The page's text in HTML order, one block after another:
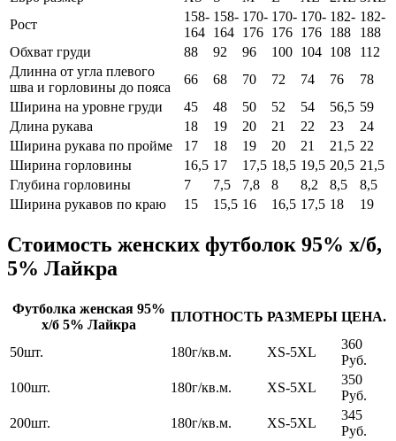
Рост
158-
164
158-
164
170-
176
170-
176
170-
176
182-
188
182-
188
Обхват груди
88 92 96 100 104 108
112
Длинна от угла плевого
шва и горловины до пояса
66 68 70 72 74 76
78
Ширина на уровне груди
45 48 50 52 54 56,5 59
Длина рукава
18 19 20 21 22 23
24
Ширина рукава по пройме
17 18 19 20 21 21,5 22
Ширина горловины
16,5 17 17,5 18,5 19,5 20,5 21,5
Глубина горловины
7 7,5 7,8 8 8,2 8,5
8,5
Ширина рукавов по краю
15 15,5 16 16,5 17,5 18 19
Стоимость женских футболок 95% х/б,
5% Лайкра
Футболка женская 95%
х/б 5% Лайкра
ПЛОТНОСТЬ РАЗМЕРЫ ЦЕНА.
50шт. 180г/кв.м. XS-5XL
360
Руб.
100шт.
180г/кв.м. XS-5XL
350
Руб.
200шт.
180г/кв.м. XS-5XL
345
Руб.